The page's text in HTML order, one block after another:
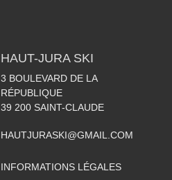
HAUT-JURA SKI
3 BOULEVARD DE LA
RÉPUBLIQUE
39 200 SAINT-CLAUDE
HAUTJURASKI@GMAIL.COM
INFORMATIONS LÉGALES